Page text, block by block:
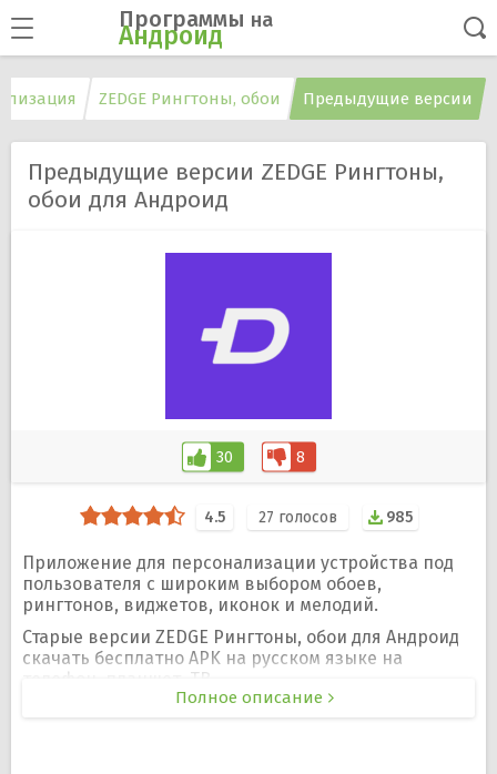
Программы на
Андроид
ZEDGE Рингтоны, обои Предыдущие версии
Предыдущие версии ZEDGE Рингтоны,
обои для Андроид
30 8
4.5 27 голосов 985
Приложение для персонализации устройства под
пользователя с широким выбором обоев,
рингтонов, виджетов, иконок и мелодий.
Старые версии ZEDGE Рингтоны, обои для Андроид
скачать бесплатно APK на русском языке на
телефон, планшет, ТВ.
Полное описание